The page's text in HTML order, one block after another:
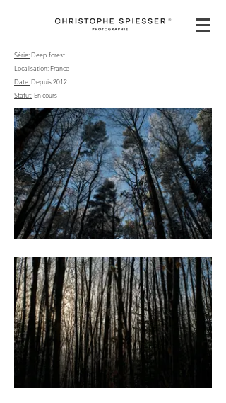
Série:Deep forest
Localisation:France
Date:Depuis 2012
Statut:En cours